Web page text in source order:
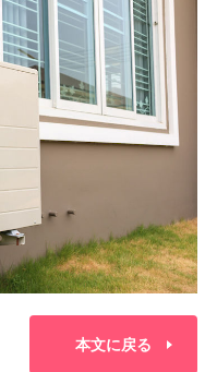
本文に戻る